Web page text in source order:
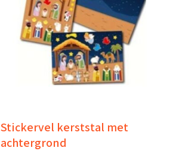
Stickervel kerststal met
achtergrond